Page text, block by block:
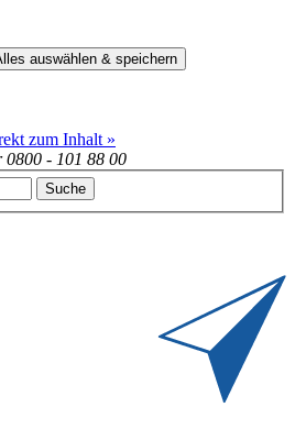
auswählen & speichern
zum Inhalt »
0800 - 101 88 00
Suche